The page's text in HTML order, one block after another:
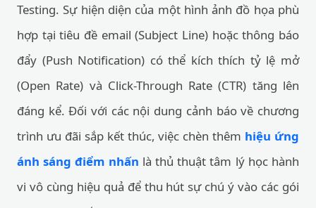
Testing. Sự hiện diện của một hình ảnh đồ họa phù
hợp tại tiêu đề email (Subject Line) hoặc thông báo
đẩy (Push Notification) có thể kích thích tỷ lệ mở
(Open Rate) và Click-Through Rate (CTR) tăng lên
đáng kể. Đối với các nội dung cảnh báo về chương
trình ưu đãi sắp kết thúc, việc chèn thêm hiệu ứng
ánh sáng điểm nhấn là thủ thuật tâm lý học hành
vi vô cùng hiệu quả để thu hút sự chú ý vào các gói